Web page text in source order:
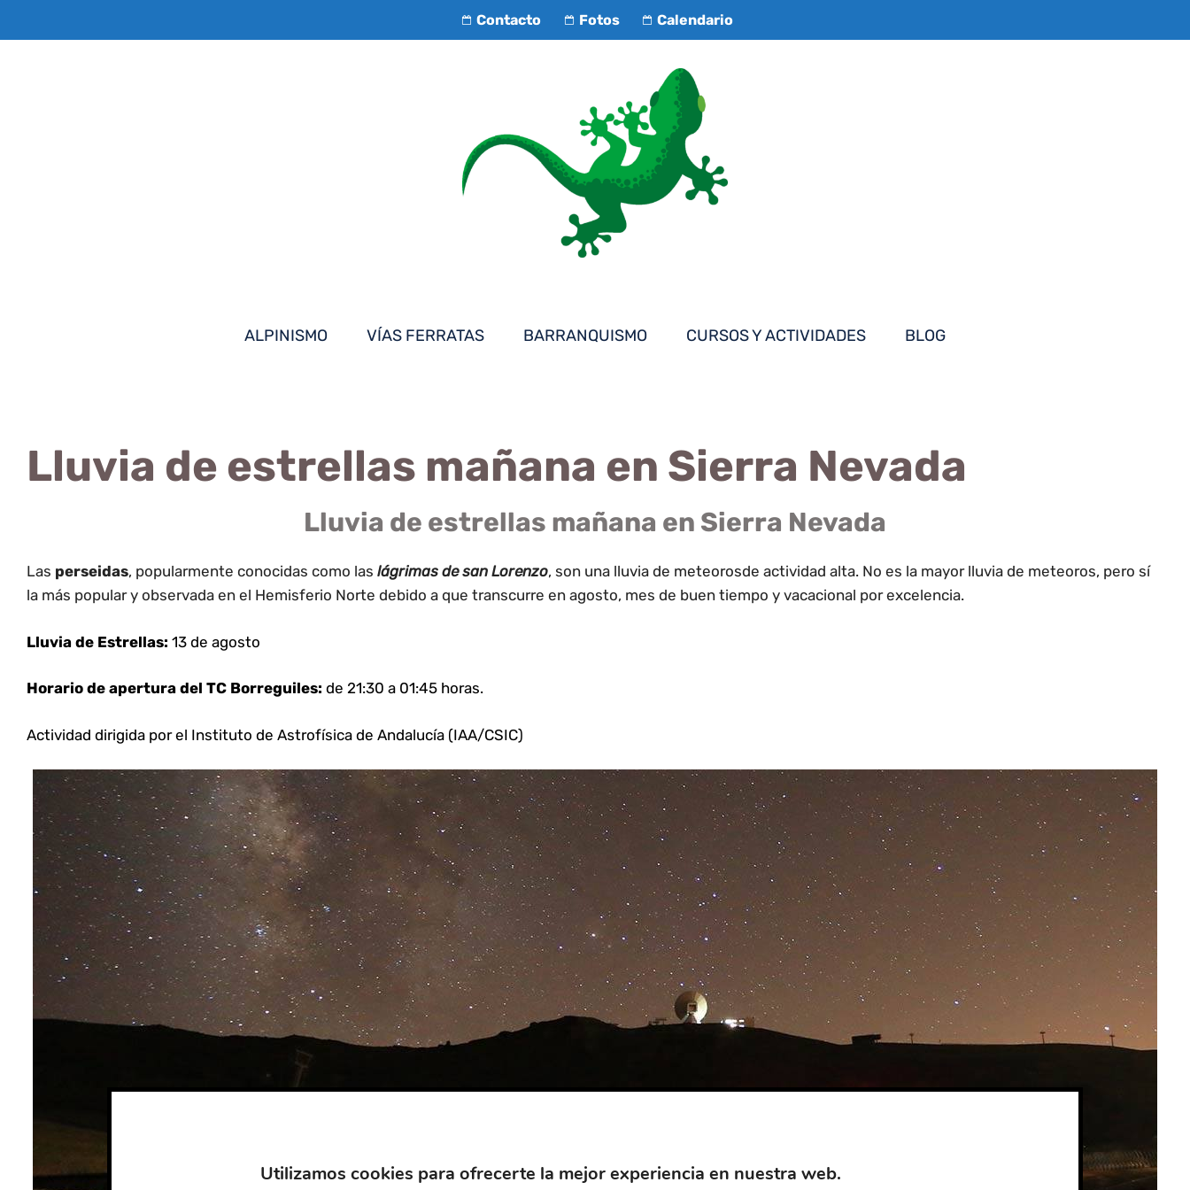
Contacto Fotos Calendario
ALPINISMO VÍAS FERRATAS BARRANQUISMO CURSOS Y ACTIVIDADES BLOG
Lluvia de estrellas mañana en Sierra Nevada
Lluvia de estrellas mañana en Sierra Nevada
Las perseidas, popularmente conocidas como las lágrimas de san Lorenzo, son una lluvia de meteorosde actividad alta. No es la mayor lluvia de meteoros, pero sí
la más popular y observada en el Hemisferio Norte debido a que transcurre en agosto, mes de buen tiempo y vacacional por excelencia.
Lluvia de Estrellas: 13 de agosto
Horario de apertura del TC Borreguiles: de 21:30 a 01:45 horas.
Actividad dirigida por el Instituto de Astrofísica de Andalucía (IAA/CSIC)
Utilizamos cookies para ofrecerte la mejor experiencia en nuestra web.